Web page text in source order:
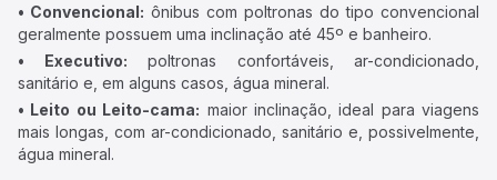
• Convencional: ônibus com poltronas do tipo convencional
geralmente possuem uma inclinação até 45º e banheiro.
• Executivo: poltronas confortáveis, ar-condicionado,
sanitário e, em alguns casos, água mineral.
• Leito ou Leito-cama: maior inclinação, ideal para viagens
mais longas, com ar-condicionado, sanitário e, possivelmente,
água mineral.